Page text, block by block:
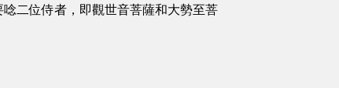
二位侍者，即觀世音菩薩和大勢至菩